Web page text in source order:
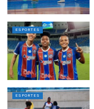
ESPORTES
ESPORTES